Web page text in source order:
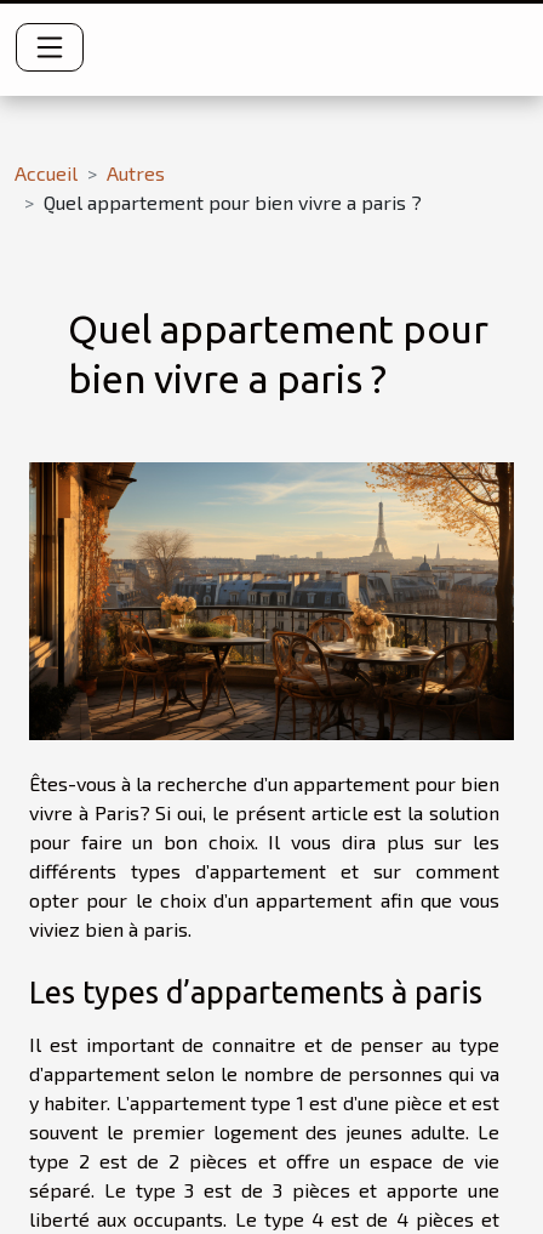
Accueil
Autres
Quel appartement pour bien vivre a paris ?
Quel appartement pour
bien vivre a paris ?
Êtes-vous à la recherche d’un appartement pour bien
vivre à Paris? Si oui, le présent article est la solution
pour faire un bon choix. Il vous dira plus sur les
différents types d’appartement et sur comment
opter pour le choix d’un appartement afin que vous
viviez bien à paris.
Les types d’appartements à paris
Il est important de connaitre et de penser au type
d’appartement selon le nombre de personnes qui va
y habiter. L’appartement type 1 est d’une pièce et est
souvent le premier logement des jeunes adulte. Le
type 2 est de 2 pièces et offre un espace de vie
séparé. Le type 3 est de 3 pièces et apporte une
liberté aux occupants. Le type 4 est de 4 pièces et